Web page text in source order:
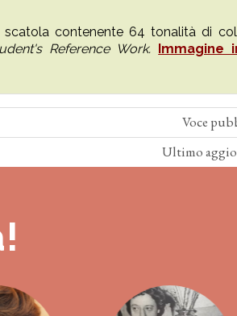
scatola contenente 64 tonalità di
Reference Work. Immagine
Voce
Ultimo